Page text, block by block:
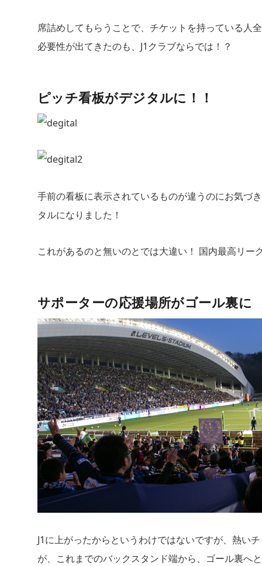
席詰めしてもらうことで、チケットを持っている
必要性が出てきたのも、J1クラブならでは！？
ピッチ看板がデジタルに！！
手前の看板に表示されているものが違うのにお気づ
タルになりました！
これがあるのと無いのとでは大違い！ 国内最高リー
サポーターの応援場所がゴール裏に
J1に上がったからというわけではないですが、熱い
が、これまでのバックスタンド端から、ゴール裏へ